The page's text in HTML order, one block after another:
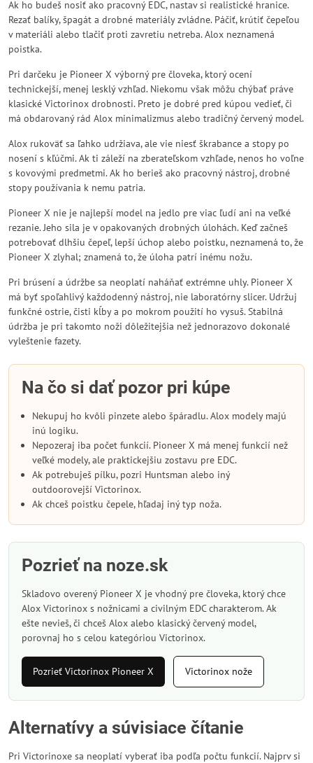
Ak ho budeš nosiť ako pracovný EDC, nastav si realistické hranice.
Rezať balíky, špagát a drobné materiály zvládne. Páčiť, krútiť čepeľou
v materiáli alebo tlačiť proti zavretiu netreba. Alox neznamená
poistka.
Pri darčeku je Pioneer X výborný pre človeka, ktorý ocení
technickejší, menej lesklý vzhľad. Niekomu však môžu chýbať práve
klasické Victorinox drobnosti. Preto je dobré pred kúpou vedieť, či
má obdarovaný rád Alox minimalizmus alebo tradičný červený model.
Alox rukoväť sa ľahko udržiava, ale vie niesť škrabance a stopy po
nosení s kľúčmi. Ak ti záleží na zberateľskom vzhľade, nenos ho voľne
s kovovými predmetmi. Ak ho berieš ako pracovný nástroj, drobné
stopy používania k nemu patria.
Pioneer X nie je najlepší model na jedlo pre viac ľudí ani na veľké
rezanie. Jeho sila je v opakovaných drobných úlohách. Keď začneš
potrebovať dlhšiu čepeľ, lepší úchop alebo poistku, neznamená to, že
Pioneer X zlyhal; znamená to, že úloha patrí inému nožu.
Pri brúsení a údržbe sa neoplatí naháňať extrémne uhly. Pioneer X
má byť spoľahlivý každodenný nástroj, nie laboratórny slicer. Udržuj
funkčné ostrie, čisti kĺby a po mokrom použití ho vysuš. Stabilná
údržba je pri takomto noži dôležitejšia než jednorazovo dokonalé
vyleštenie fazety.
Na čo si dať pozor pri kúpe
Nekupuj ho kvôli pinzete alebo špáradlu. Alox modely majú
inú logiku.
Nepozeraj iba počet funkcií. Pioneer X má menej funkcií než
veľké modely, ale praktickejšiu zostavu pre EDC.
Ak potrebuješ pílku, pozri Huntsman alebo iný
outdoorovejší Victorinox.
Ak chceš poistku čepele, hľadaj iný typ noža.
Pozrieť na noze.sk
Skladovo overený Pioneer X je vhodný pre človeka, ktorý chce
Alox Victorinox s nožnicami a civilným EDC charakterom. Ak
ešte nevieš, či chceš Alox alebo klasický červený model,
porovnaj ho s celou kategóriou Victorinox.
Pozrieť Victorinox Pioneer X Victorinox nože
Alternatívy a súvisiace čítanie
Pri Victorinoxe sa neoplatí vyberať iba podľa počtu funkcií. Najprv si